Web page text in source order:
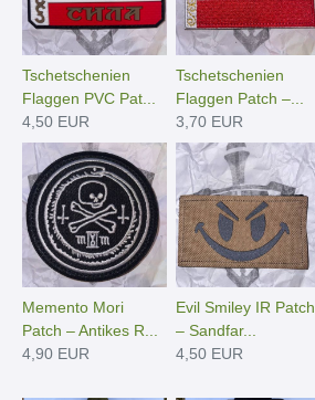
Tschetschenien
Flaggen PVC Pat...
4,50 EUR
Tschetschenien
Flaggen Patch –...
3,70 EUR
Memento Mori
Patch – Antikes R...
4,90 EUR
Evil Smiley IR Patch
– Sandfar...
4,50 EUR